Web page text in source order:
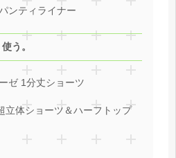
ンティライナー
う。
ゼ 1分丈ショーツ
立体ショーツ＆ハーフトップ